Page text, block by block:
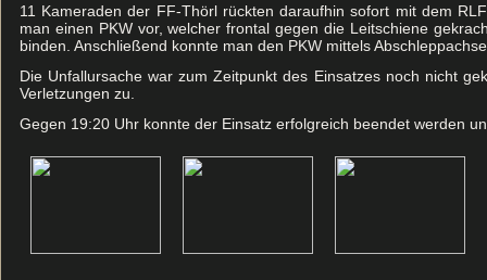
11 Kameraden der FF-Thörl rückten daraufhin sofort mit dem
man einen PKW vor, welcher frontal gegen die Leitschiene
binden. Anschließend konnte man den PKW mittels
Die Unfallursache war zum Zeitpunkt des Einsatzes noch nicht
Verletzungen zu.
Gegen 19:20 Uhr konnte der Einsatz erfolgreich beendet werden